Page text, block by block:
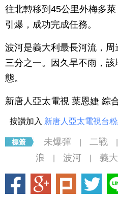
往北轉移到45公里外梅多
引爆，成功完成任務。
波河是義大利最長河流，
三分之一。因久旱不雨，
態。
新唐人亞太電視 葉恩婕 綜
按讚加入 新唐人亞太電視台
未爆彈 二戰
浪
波河 義